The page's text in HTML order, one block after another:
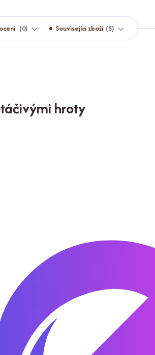
0 Související zboží 5
hroty